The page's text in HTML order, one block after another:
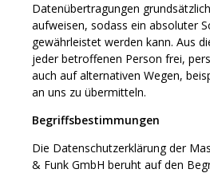
Datenübertragungen
aufweisen, sodass ein absoluter
gewährleistet werden kann. Aus
jeder betroffenen Person frei,
auch auf alternativen Wegen,
an uns zu übermitteln.
Begriffsbestimmungen
Die Datenschutzerklärung der
& Funk GmbH beruht auf den